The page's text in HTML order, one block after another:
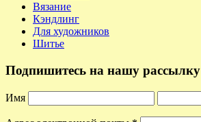
Вязание
Кэндлинг
Для художников
Шитье
Подпишитесь на нашу рассылку
Имя